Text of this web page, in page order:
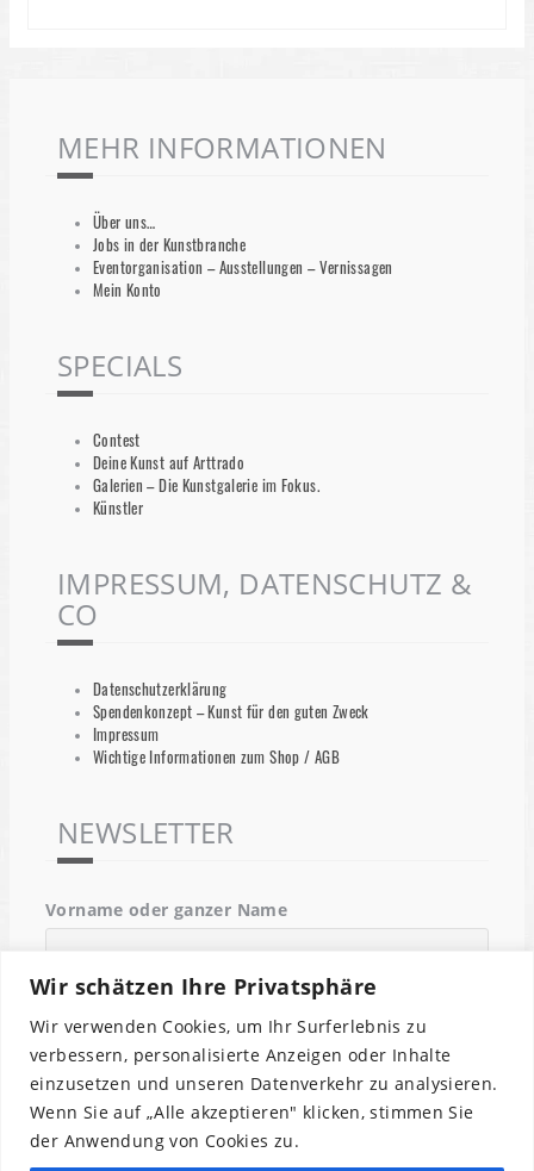
Wir schätzen Ihre Privatsphäre
Wir verwenden Cookies, um Ihr Surferlebnis zu
verbessern, personalisierte Anzeigen oder Inhalte
einzusetzen und unseren Datenverkehr zu analysieren.
Wenn Sie auf „Alle akzeptieren" klicken, stimmen Sie
der Anwendung von Cookies zu.
MEHR INFORMATIONEN
Über uns…
Jobs in der Kunstbranche
Eventorganisation – Ausstellungen – Vernissagen
Mein Konto
SPECIALS
Contest
Deine Kunst auf Arttrado
Galerien – Die Kunstgalerie im Fokus.
Künstler
IMPRESSUM, DATENSCHUTZ &
CO
Datenschutzerklärung
Spendenkonzept – Kunst für den guten Zweck
Impressum
Wichtige Informationen zum Shop / AGB
NEWSLETTER
Vorname oder ganzer Name
Email
Indem Du fortfährst, akzeptierst Du unsere
Datenschutzerklärung.